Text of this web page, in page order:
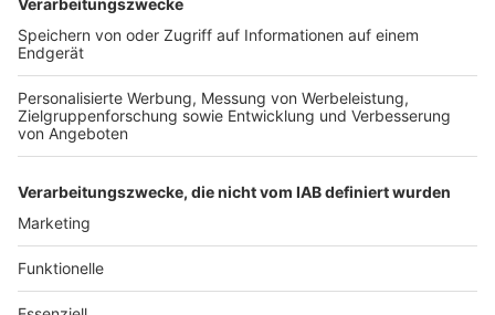
Versandkosten.
Der Bestellprozess ist mit Hilfe eines SSL-
SERVICE HOTLINE
SHOP SERVICE